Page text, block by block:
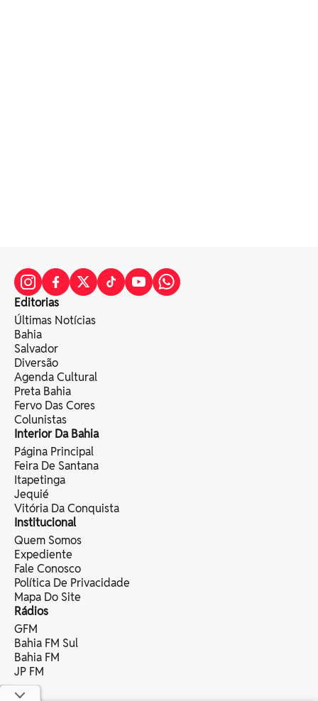
Editorias
Últimas Notícias
Bahia
Salvador
Diversão
Agenda Cultural
Preta Bahia
Fervo Das Cores
Colunistas
Interior Da Bahia
Página Principal
Feira De Santana
Itapetinga
Jequié
Vitória Da Conquista
Institucional
Quem Somos
Expediente
Fale Conosco
Política De Privacidade
Mapa Do Site
Rádios
GFM
Bahia FM Sul
Bahia FM
JP FM